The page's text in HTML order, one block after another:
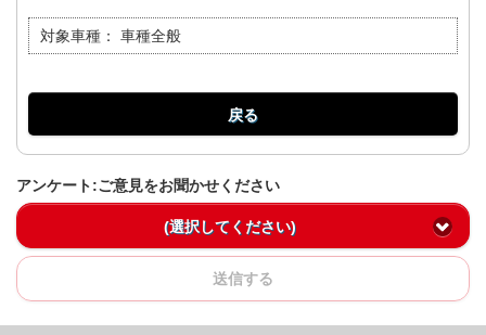
対象車種： 車種全般
戻る
アンケート:ご意見をお聞かせください
(選択してください)
送信する